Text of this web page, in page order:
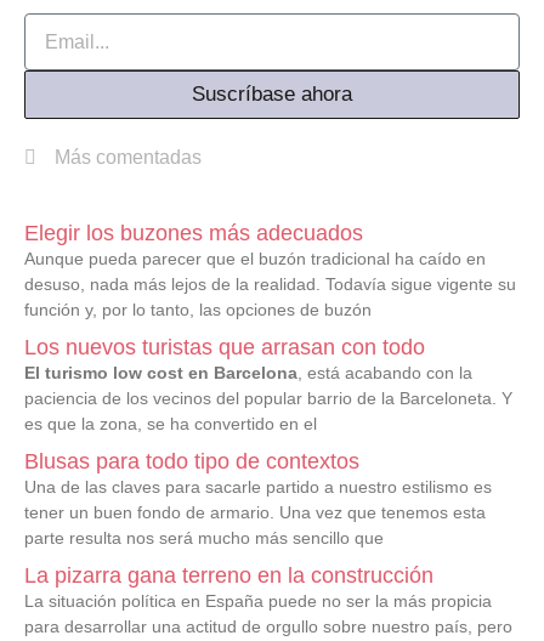
Suscríbase ahora
Más comentadas
Elegir los buzones más adecuados
Aunque pueda parecer que el buzón tradicional ha caído en
desuso, nada más lejos de la realidad. Todavía sigue vigente su
función y, por lo tanto, las opciones de buzón
Los nuevos turistas que arrasan con todo
El turismo low cost en Barcelona , está acabando con la
paciencia de los vecinos del popular barrio de la Barceloneta. Y
es que la zona, se ha convertido en el
Blusas para todo tipo de contextos
Una de las claves para sacarle partido a nuestro estilismo es
tener un buen fondo de armario. Una vez que tenemos esta
parte resulta nos será mucho más sencillo que
La pizarra gana terreno en la construcción
La situación política en España puede no ser la más propicia
para desarrollar una actitud de orgullo sobre nuestro país, pero